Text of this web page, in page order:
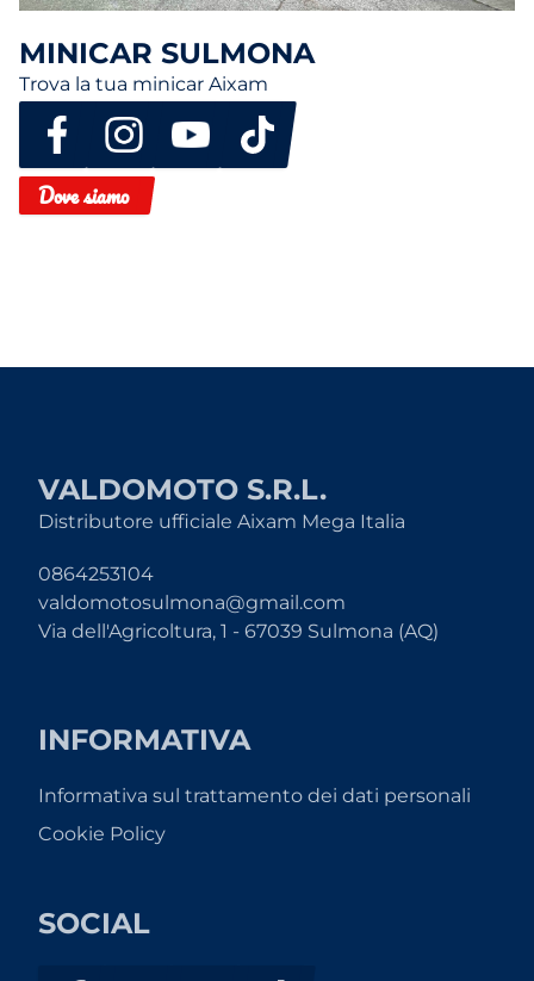
MINICAR SULMONA
Trova la tua minicar Aixam
Dove siamo
VALDOMOTO S.R.L.
Distributore ufficiale Aixam Mega Italia
0864253104
valdomotosulmona@gmail.com
Via dell'Agricoltura, 1 - 67039 Sulmona (AQ)
INFORMATIVA
Informativa sul trattamento dei dati personali
Cookie Policy
SOCIAL